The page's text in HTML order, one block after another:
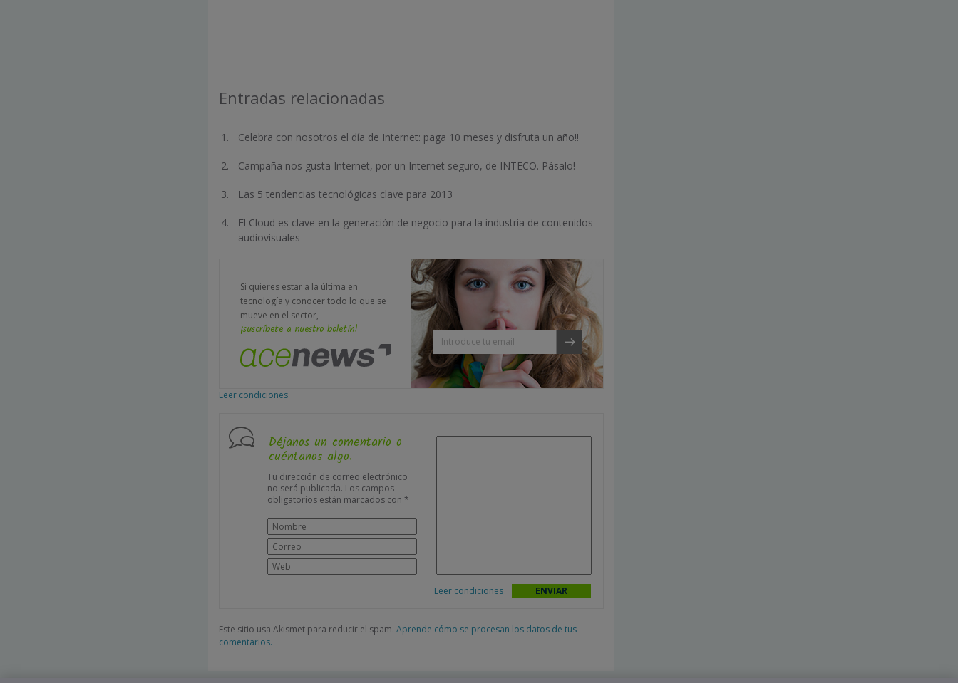
Entradas relacionadas
Celebra con nosotros el día de Internet: paga 10 meses y disfruta un año!!
Campaña nos gusta Internet, por un Internet seguro, de INTECO. Pásalo!
Las 5 tendencias tecnológicas clave para 2013
El Cloud es clave en la generación de negocio para la industria de contenidos
audiovisuales
Si quieres estar a la última en
tecnología y conocer todo lo que se
mueve en el sector,
¡suscríbete a nuestro boletín!
Leer condiciones
Déjanos un comentario o
cuéntanos algo.
Tu dirección de correo electrónico
no será publicada. Los campos
obligatorios están marcados con *
Leer condiciones
Este sitio usa Akismet para reducir el spam. Aprende cómo se procesan los datos de tus
comentarios.